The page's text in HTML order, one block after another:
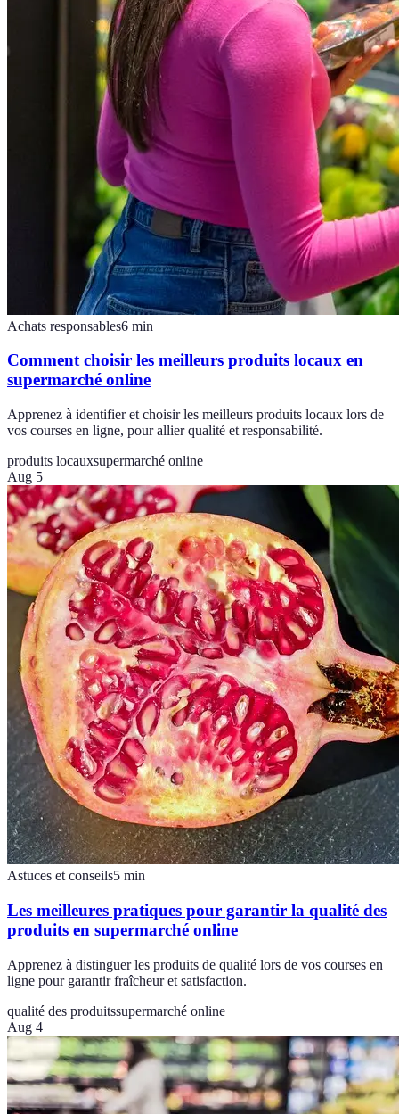
Achats responsables6 min
Comment choisir les meilleurs produits locaux en
supermarché online
Apprenez à identifier et choisir les meilleurs produits locaux lors de
vos courses en ligne, pour allier qualité et responsabilité.
produits locauxsupermarché online
Aug 5
Astuces et conseils5 min
Les meilleures pratiques pour garantir la qualité des
produits en supermarché online
Apprenez à distinguer les produits de qualité lors de vos courses en
ligne pour garantir fraîcheur et satisfaction.
qualité des produitssupermarché online
Aug 4